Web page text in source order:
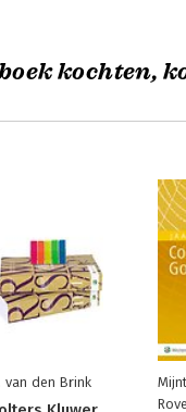
kochten,
van den Brink